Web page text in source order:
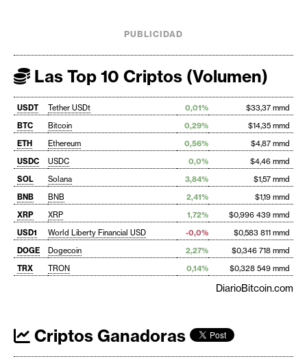
PUBLICIDAD
Las Top 10 Criptos (Volumen)
USDT Tether USDt 0,01%
$33,37 mmd
BTC
Bitcoin 0,29%
$14,35 mmd
ETH
Ethereum 0,56%
$4,87 mmd
USDC
USDC 0,0%
$4,46 mmd
SOL
Solana 3,84%
$1,57 mmd
BNB
BNB 2,41%
$1,19 mmd
XRP
XRP 1,72%
$0,996 439 mmd
USD1
World Liberty Financial USD -0,0%
$0,583 811 mmd
DOGE
Dogecoin 2,27%
$0,346 718 mmd
TRX
TRON 0,14% $0,328 549 mmd
DiarioBitcoin.com
Criptos Ganadoras